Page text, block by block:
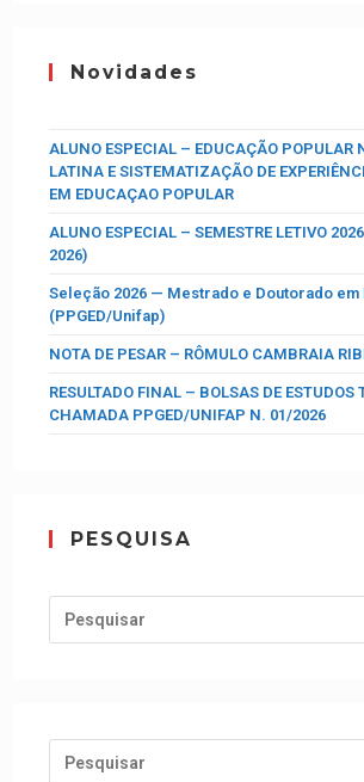
Novidades
ALUNO ESPECIAL – EDUCAÇÃO POPULAR
LATINA E SISTEMATIZAÇÃO DE
EM EDUCAÇAO POPULAR
ALUNO ESPECIAL – SEMESTRE LETIVO
2026)
Seleção 2026 — Mestrado e Doutorado em
(PPGED/Unifap)
NOTA DE PESAR – RÔMULO CAMBRAIA
RESULTADO FINAL – BOLSAS DE ESTUDOS
CHAMADA PPGED/UNIFAP N. 01/2026
PESQUISA